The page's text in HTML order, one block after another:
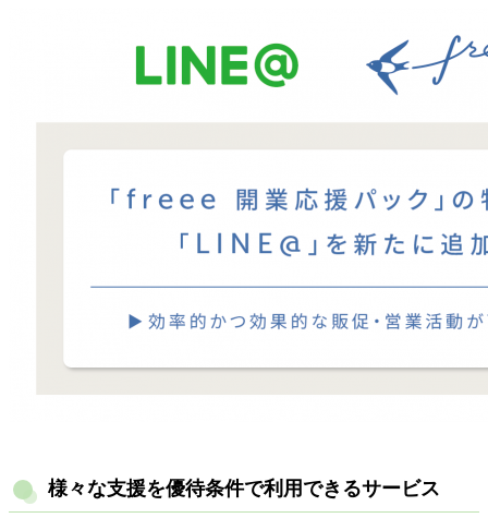
様々な支援を優待条件で利用できるサービス